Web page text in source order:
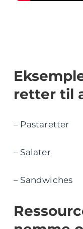
retter til
– Pastaretter
– Salater
– Sandwiches